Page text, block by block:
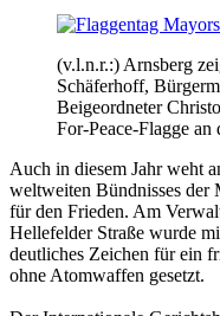
(v.l.n.r.:) Arnsberg
Schäferhoff,
Beigeordneter
For-Peace-Flagge an
Auch in diesem Jahr weht
weltweiten Bündnisses der
für den Frieden. Am
Hellefelder Straße wurde
deutliches Zeichen für ein
ohne Atomwaffen gesetzt.